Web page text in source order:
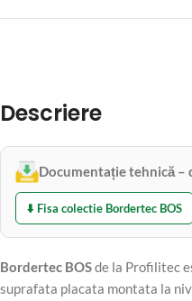
Descriere
Documentație tehnică –
⬇️ Fisa colectie Bordertec BOS
Bordertec BOSde la Profilitec
suprafata placata montata la